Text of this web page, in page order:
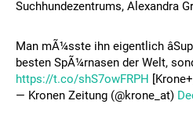
Suchhundezentrums, Alexandra
Man mÃ¼sste ihn eigentlich
besten SpÃ¼rnasen der Welt,
https://t.co/shS7owFRPH
— Kronen Zeitung (@krone_at)